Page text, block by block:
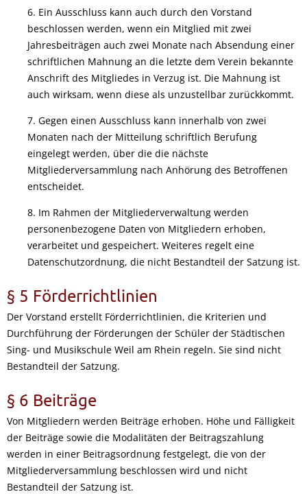
6. Ein Ausschluss kann auch durch den Vorstand
beschlossen werden, wenn ein Mitglied mit zwei
Jahresbeiträgen auch zwei Monate nach Absendung einer
schriftlichen Mahnung an die letzte dem Verein bekannte
Anschrift des Mitgliedes in Verzug ist. Die Mahnung ist
auch wirksam, wenn diese als unzustellbar zurückkommt.
7. Gegen einen Ausschluss kann innerhalb von zwei
Monaten nach der Mitteilung schriftlich Berufung
eingelegt werden, über die die nächste
Mitgliederversammlung nach Anhörung des Betroffenen
entscheidet.
8. Im Rahmen der Mitgliederverwaltung werden
personenbezogene Daten von Mitgliedern erhoben,
verarbeitet und gespeichert. Weiteres regelt eine
Datenschutzordnung, die nicht Bestandteil der Satzung ist.
§ 5 Förderrichtlinien
Der Vorstand erstellt Förderrichtlinien, die Kriterien und
Durchführung der Förderungen der Schüler der Städtischen
Sing- und Musikschule Weil am Rhein regeln. Sie sind nicht
Bestandteil der Satzung.
§ 6 Beiträge
Von Mitgliedern werden Beiträge erhoben. Höhe und Fälligkeit
der Beiträge sowie die Modalitäten der Beitragszahlung
werden in einer Beitragsordnung festgelegt, die von der
Mitgliederversammlung beschlossen wird und nicht
Bestandteil der Satzung ist.